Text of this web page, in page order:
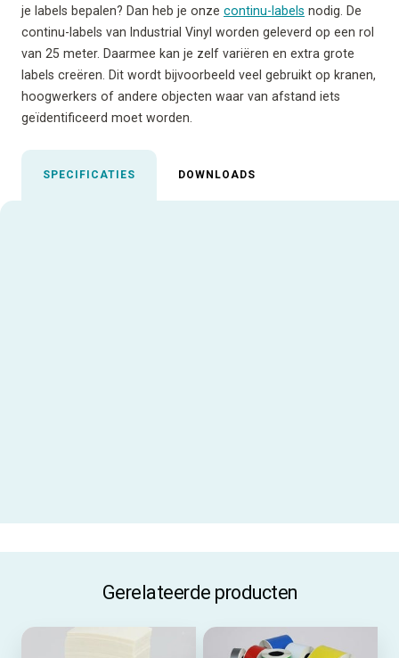
je labels bepalen? Dan heb je onze continu-labels nodig. De
continu-labels van Industrial Vinyl worden geleverd op een rol
van 25 meter. Daarmee kan je zelf variëren en extra grote
labels creëren. Dit wordt bijvoorbeeld veel gebruikt op kranen,
hoogwerkers of andere objecten waar van afstand iets
geïdentificeerd moet worden.
SPECIFICATIES DOWNLOADS
Gerelateerde producten